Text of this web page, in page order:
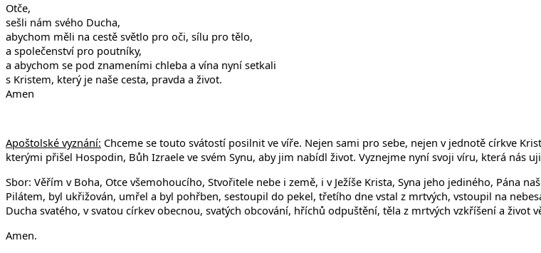
Otče,
sešli nám svého Ducha,
abychom měli na cestě světlo pro oči, sílu pro tělo,
a společenství pro poutníky,
a abychom se pod znameními chleba a vína nyní setkali
s Kristem, který je naše cesta, pravda a život.
Amen
Apoštolské vyznání: Chceme se touto svátostí posilnit ve víře. Nejen sami pro sebe, nejen v jednotě církve
kterými přišel Hospodin, Bůh Izraele ve svém Synu, aby jim nabídl život. Vyznejme nyní svoji víru, která nás
Sbor: Věřím v Boha, Otce všemohoucího, Stvořitele nebe i země, i v Ježíše Krista, Syna jeho jediného, Pána
Pilátem, byl ukřižován, umřel a byl pohřben, sestoupil do pekel, třetího dne vstal z mrtvých, vstoupil na
Ducha svatého, v svatou církev obecnou, svatých obcování, hříchů odpuštění, těla z mrtvých vzkříšení a život
Amen.